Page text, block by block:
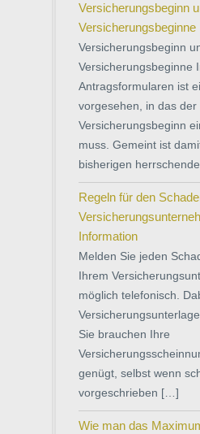
Versicherungsbeginn
Versicherungsbeginne
Versicherungsbeginn
Versicherungsbeginne
Antragsformularen ist
vorgesehen, in das der
Versicherungsbeginn
muss. Gemeint ist
bisherigen
Regeln für den
Information
Melden Sie jeden
Ihrem
möglich telefonisch.
Sie brauchen Ihre
genügt, selbst wenn
vorgeschrieben […]
Wie man das